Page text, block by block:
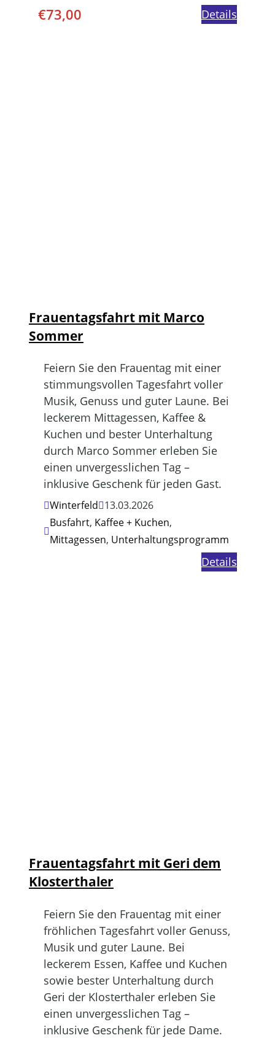
€73,00 Details
Frauentagsfahrt mit Marco
Sommer
Feiern Sie den Frauentag mit einer
stimmungsvollen Tagesfahrt voller
Musik, Genuss und guter Laune. Bei
leckerem Mittagessen, Kaffee &
Kuchen und bester Unterhaltung
durch Marco Sommer erleben Sie
einen unvergesslichen Tag –
inklusive Geschenk für jeden Gast.
Winterfeld 13.03.2026
Busfahrt, Kaffee + Kuchen,
Mittagessen, Unterhaltungsprogramm
Details
Frauentagsfahrt mit Geri dem
Klosterthaler
Feiern Sie den Frauentag mit einer
fröhlichen Tagesfahrt voller Genuss,
Musik und guter Laune. Bei
leckerem Essen, Kaffee und Kuchen
sowie bester Unterhaltung durch
Geri der Klosterthaler erleben Sie
einen unvergesslichen Tag –
inklusive Geschenk für jede Dame.